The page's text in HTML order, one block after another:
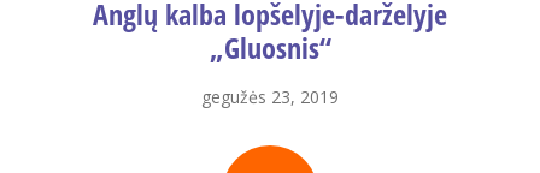
-- Korupcijos prevencija
---- Korupcijos prevencijos politika
Anglų kalba lopšelyje-darželyje
„Gluosnis“
gegužės 23, 2019